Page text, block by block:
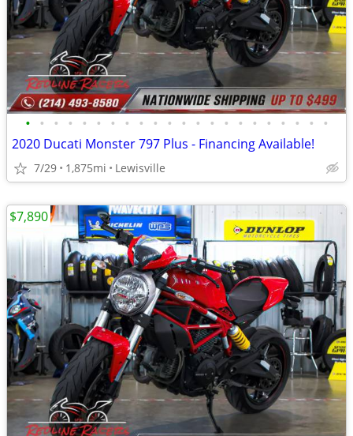
• • • • • • • • • • • • • • • • • • • • • •
2020 Ducati Monster 797 Plus - Financing Available!
7/29 1,875mi Lewisville
$7,890